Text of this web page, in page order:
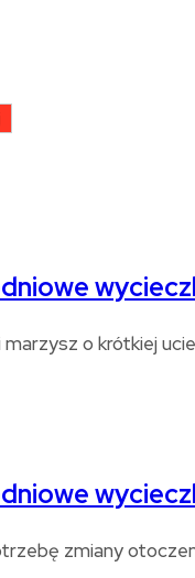
o krótkiej
zmiany